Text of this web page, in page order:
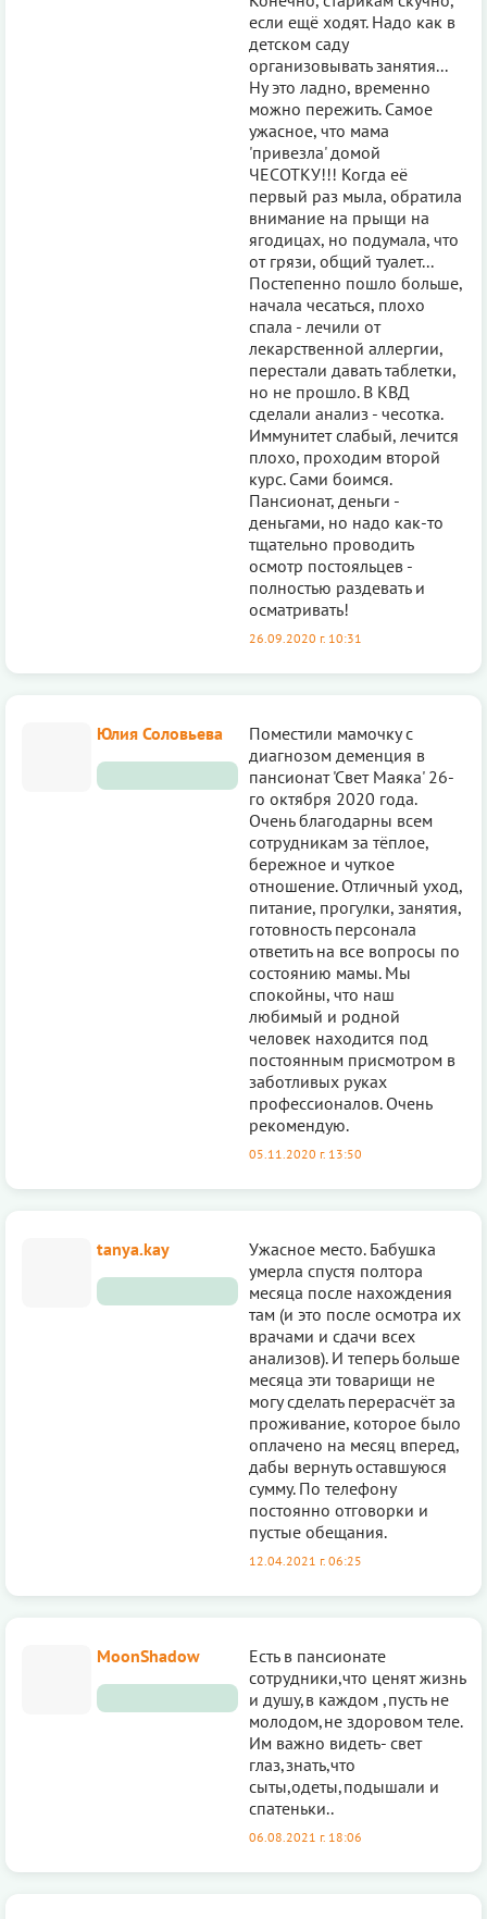
если ещё ходят. Надо как в
детском саду
организовывать занятия...
Ну это ладно, временно
можно пережить. Самое
ужасное, что мама
'привезла' домой
ЧЕСОТКУ!!! Когда её
первый раз мыла, обратила
внимание на прыщи на
ягодицах, но подумала, что
от грязи, общий туалет...
Постепенно пошло больше,
начала чесаться, плохо
спала - лечили от
лекарственной аллергии,
перестали давать таблетки,
но не прошло. В КВД
сделали анализ - чесотка.
Иммунитет слабый, лечится
плохо, проходим второй
курс. Сами боимся.
Пансионат, деньги -
деньгами, но надо как-то
тщательно проводить
осмотр постояльцев -
полностью раздевать и
осматривать!
26.09.2020 г. 10:31
Юлия Соловьева
Поместили мамочку с
диагнозом деменция в
пансионат 'Свет Маяка' 26-
го октября 2020 года.
Очень благодарны всем
сотрудникам за тёплое,
бережное и чуткое
отношение. Отличный уход,
питание, прогулки, занятия,
готовность персонала
ответить на все вопросы по
состоянию мамы. Мы
спокойны, что наш
любимый и родной
человек находится под
постоянным присмотром в
заботливых руках
профессионалов. Очень
рекомендую.
05.11.2020 г. 13:50
tanya.kay
Ужасное место. Бабушка
умерла спустя полтора
месяца после нахождения
там (и это после осмотра их
врачами и сдачи всех
анализов). И теперь больше
месяца эти товарищи не
могу сделать перерасчёт за
проживание, которое было
оплачено на месяц вперед,
дабы вернуть оставшуюся
сумму. По телефону
постоянно отговорки и
пустые обещания.
12.04.2021 г. 06:25
MoonShadow
Есть в пансионате
сотрудники,что ценят жизнь
и душу,в каждом ,пусть не
молодом,не здоровом теле.
Им важно видеть- свет
глаз,знать,что
сыты,одеты,подышали и
спатеньки..
06.08.2021 г. 18:06